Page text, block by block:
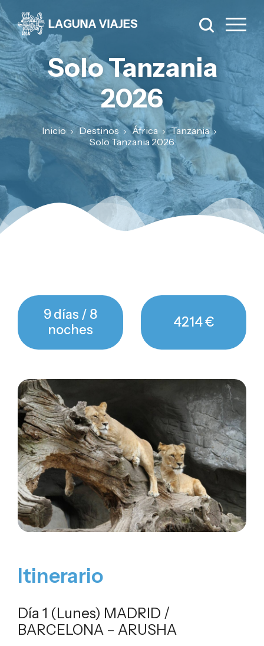
Solo Tanzania
2026
Inicio Destinos África
Tanzania
Solo Tanzania 2026
9 días / 8
noches
4214 €
Itinerario
Día 1 (Lunes) MADRID /
BARCELONA – ARUSHA